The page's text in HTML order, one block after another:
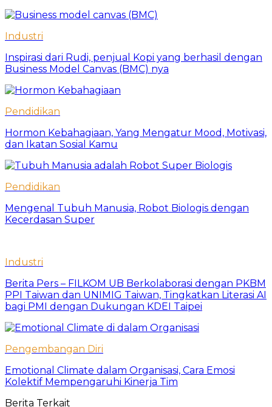
Industri
Inspirasi dari Rudi, penjual Kopi yang berhasil dengan
Business Model Canvas (BMC) nya
Pendidikan
Hormon Kebahagiaan, Yang Mengatur Mood, Motivasi,
dan Ikatan Sosial Kamu
Pendidikan
Mengenal Tubuh Manusia, Robot Biologis dengan
Kecerdasan Super
Industri
Berita Pers – FILKOM UB Berkolaborasi dengan PKBM
PPI Taiwan dan UNIMIG Taiwan, Tingkatkan Literasi AI
bagi PMI dengan Dukungan KDEI Taipei
Pengembangan Diri
Emotional Climate dalam Organisasi, Cara Emosi
Kolektif Mempengaruhi Kinerja Tim
Berita Terkait